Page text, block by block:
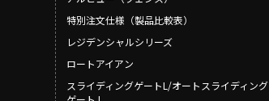
特別注文仕様（製品比較表）
レジデンシャルシリーズ
ロートアイアン
スライディングゲートL/オートスライディング